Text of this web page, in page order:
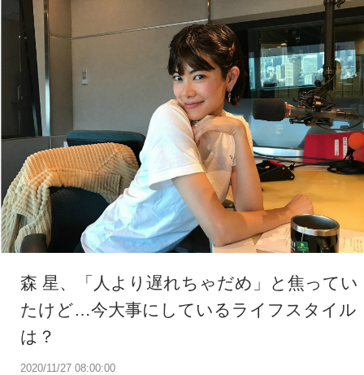
2020/11/27 08:00:00
森 星、「人より遅れちゃだめ」と焦ってい
たけど…今大事にしているライフスタイル
は？